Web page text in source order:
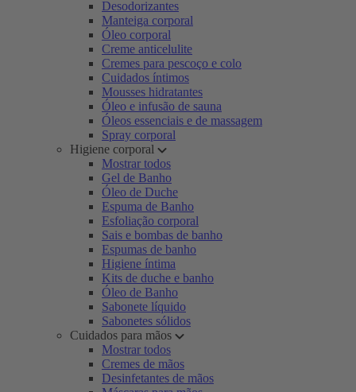
Desodorizantes
Manteiga corporal
Óleo corporal
Creme anticelulite
Cremes para pescoço e colo
Cuidados íntimos
Mousses hidratantes
Óleo e infusão de sauna
Óleos essenciais e de massagem
Spray corporal
Higiene corporal
Mostrar todos
Gel de Banho
Óleo de Duche
Espuma de Banho
Esfoliação corporal
Sais e bombas de banho
Espumas de banho
Higiene íntima
Kits de duche e banho
Óleo de Banho
Sabonete líquido
Sabonetes sólidos
Cuidados para mãos
Mostrar todos
Cremes de mãos
Desinfetantes de mãos